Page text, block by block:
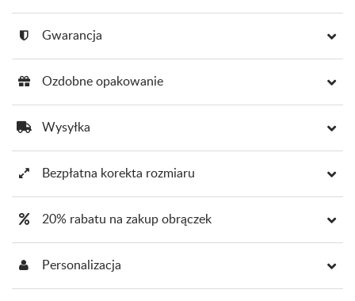
Gwarancja
Ozdobne opakowanie
Wysyłka
Bezpłatna korekta rozmiaru
20% rabatu na zakup obrączek
Personalizacja